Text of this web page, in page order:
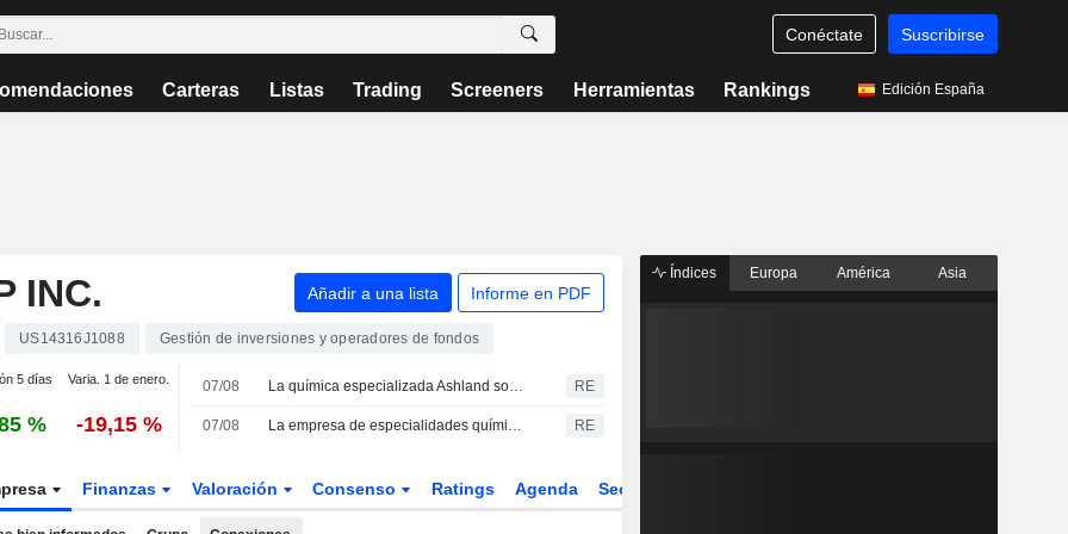
Conéctate Suscribirse
Carteras Listas Trading Screeners Herramientas Rankings Edición España
INC. Añadir a una lista Informe en PDF
US14316J1088 Gestión de inversiones y operadores de fondos
5 días Varia. 1 de enero.
% -19,15 %
07/08 La química especializada Ashland sopesa su venta ante la presión de los inversores activistas RE
07/08 La empresa de especialidades químicas Ashland sopesa su venta ante la presión de los inversores activistas, según Bloomberg RE
Finanzas Valoración Consenso Ratings Agenda Sector
Índices Europa América Asia